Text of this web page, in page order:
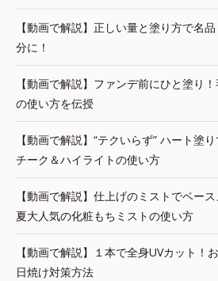
【動画で解説】正しい量と塗り方で名
分に！
【動画で解説】ファンデ前にひと塗り
の使い方を伝授
【動画で解説】“テクいらず” ハート塗
チーク＆ハイライトの使い方
【動画で解説】仕上げのミストでベー
夏大人気の化粧もちミストの使い方
【動画で解説】１本で全身UVカット！
日焼け対策方法